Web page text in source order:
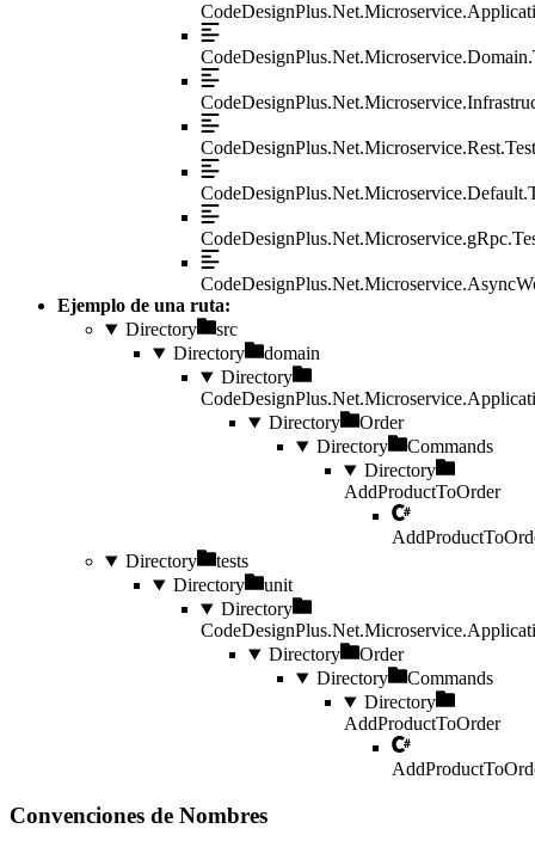
CodeDesignPlus.Net.Microservice.Rest.Test
Ejemplo de una ruta:
Directory
src
Directory
domain
Directory
Directory
Order
Directory
Commands
Directory
AddProductToOrder
Directory
tests
Directory
unit
Directory
Directory
Order
Directory
Commands
Directory
AddProductToOrder
Convenciones de Nombres